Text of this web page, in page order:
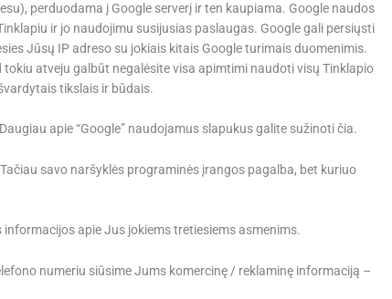
perduodama į Google serverį ir ten kaupiama. Google naudos
ir jo naudojimu susijusias paslaugas. Google gali persiųsti
Jūsų IP adreso su jokiais kitais Google turimais duomenimis.
atveju galbūt negalėsite visa apimtimi naudoti visų Tinklapio
tikslais ir būdais.
apie “Google” naudojamus slapukus galite sužinoti čia.
savo naršyklės programinės įrangos pagalba, bet kuriuo
apie Jus jokiems tretiesiems asmenims.
numeriu siūsime Jums komercinę / reklaminę informaciją –